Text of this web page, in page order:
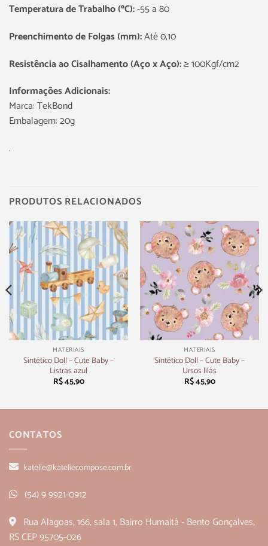
Temperatura de Trabalho (ºC):-55 a 80
Preenchimento de Folgas (mm):Até 0,10
Resistência ao Cisalhamento (Aço x Aço):≥ 100Kgf/cm2
Informações Adicionais:
Marca: TekBond
Embalagem: 20g
.
PRODUTOS RELACIONADOS
MATERIAIS
Sintético Doll – Cute Baby –
Listras azul
R$45,90
MATERIAIS
Sintético Doll – Cute Baby –
Ursos lilás
R$45,90
CONTATOS
katelie@kateliecompose.com.br
(54) 9 9921-0912
Rua Alagoas, 166, sala 1, Bairro Humaitá - Bento Gonçalves,
RS CEP 95705-026